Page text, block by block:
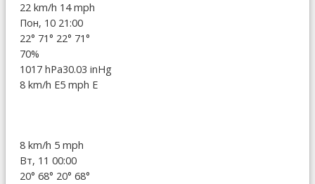
22 km/h 14 mph
Пон, 10 21:00
22° 71° 22° 71°
70%
1017 hPa30.03 inHg
8 km/h E5 mph E
8 km/h 5 mph
Вт, 11 00:00
20° 68° 20° 68°